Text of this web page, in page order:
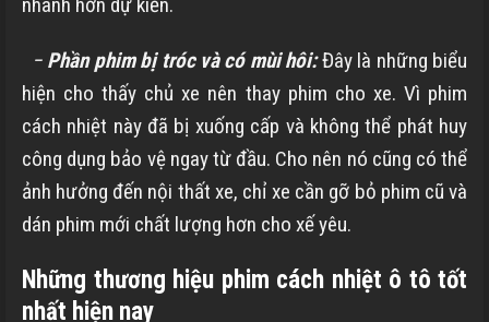
nhanh hơn dự kiến.
− Phần phim bị tróc và có mùi hôi:Đây là những biểu
hiện cho thấy chủ xe nên thay phim cho xe. Vì phim
cách nhiệt này đã bị xuống cấp và không thể phát huy
công dụng bảo vệ ngay từ đầu. Cho nên nó cũng có thể
ảnh hưởng đến nội thất xe, chỉ xe cần gỡ bỏ phim cũ và
dán phim mới chất lượng hơn cho xế yêu.
Những thương hiệu phim cách nhiệt ô tô tốt
nhất hiện nay